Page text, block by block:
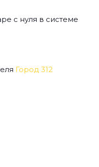
с нуля в системе
Город 312